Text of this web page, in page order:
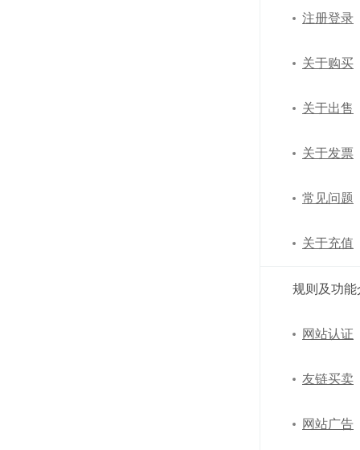
注册登录
关于购买
关于出售
关于发票
常见问题
关于充值
规则及功能
网站认证
友链买卖
网站广告